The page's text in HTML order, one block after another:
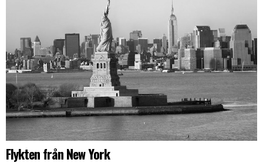
Flykten från New York